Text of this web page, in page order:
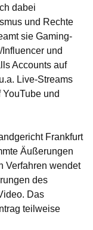
dabei
und Rechte
sie Gaming-
und
Accounts auf
Live-Streams
und
Frankfurt
Äußerungen
Verfahren wendet
des
Das
teilweise